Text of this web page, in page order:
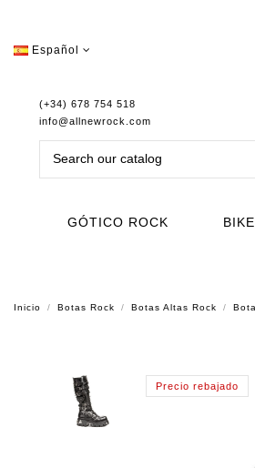
Español
(+34) 678 754 518
info@allnewrock.com
GÓTICO ROCK
Inicio Botas Rock Botas Altas Rock
Precio rebajado